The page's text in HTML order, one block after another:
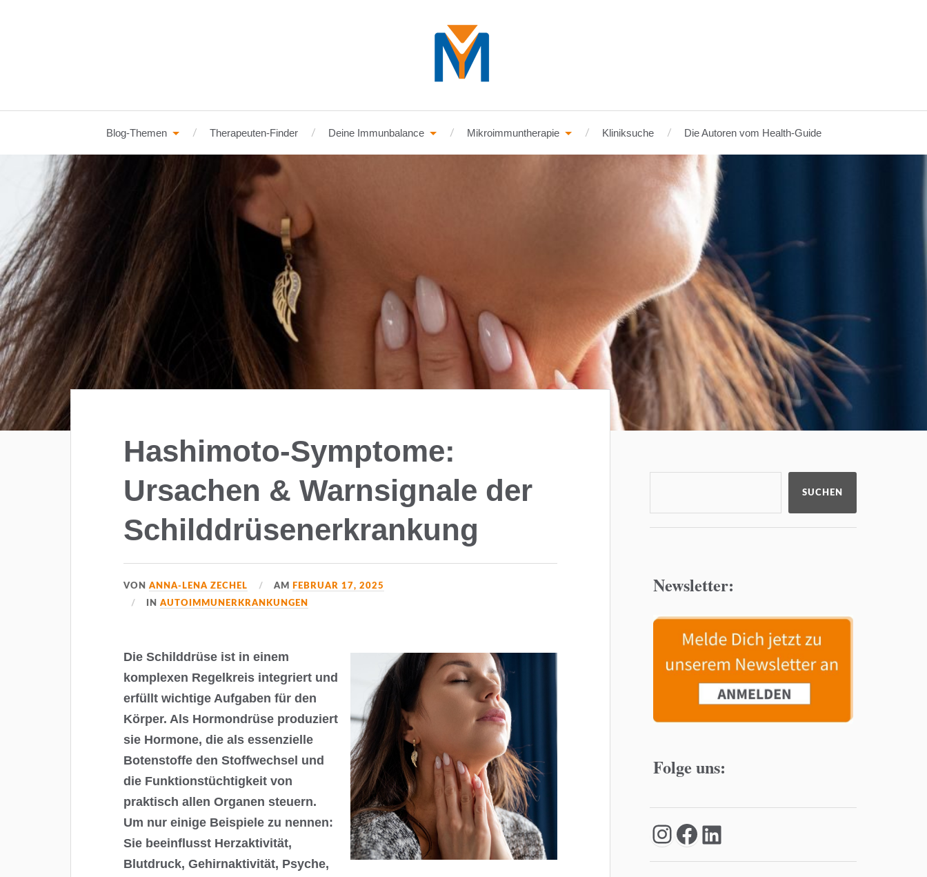
Blog-Themen Therapeuten-Finder Deine Immunbalance Mikroimmuntherapie Kliniksuche Die Autoren vom Health-Guide
Hashimoto-Symptome:
Ursachen & Warnsignale der
Schilddrüsenerkrankung
VONANNA-LENA ZECHEL AM FEBRUAR 17, 2025
INAUTOIMMUNERKRANKUNGEN
Die Schilddrüse ist in einem
komplexen Regelkreis integriert und
erfüllt wichtige Aufgaben für den
Körper. Als Hormondrüse produziert
sie Hormone, die als essenzielle
Botenstoffe den Stoffwechsel und
die Funktionstüchtigkeit von
praktisch allen Organen steuern.
Um nur einige Beispiele zu nennen:
Sie beeinflusst Herzaktivität,
Blutdruck, Gehirnaktivität, Psyche,
SUCHEN
Newsletter:
Folge uns: